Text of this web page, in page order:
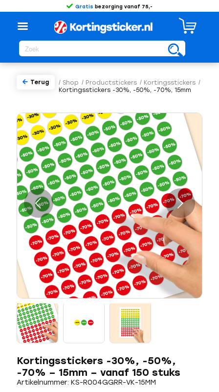
Gratis bezorging vanaf 75,-
/ Shop / Productstickers / Kortingsstickers /
Kortingsstickers -30%, -50%, -70%, 15mm
Terug
Volgende
Kortingsstickers -30%, -50%,
-70% – 15mm – vanaf 150 stuks
Artikelnummer: KS-R004GGRR-VK-15MM